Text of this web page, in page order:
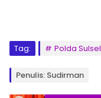
Tag: Polda Sulsel
Penulis: Sudirman